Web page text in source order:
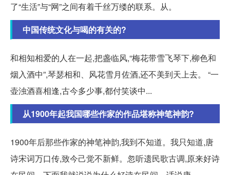
了“生活”与“网”之间有着千丝万缕的联系。从。
中国传统文化与喝的有关的?
和相知相爱的人在一起,把盏临风,“梅花带雪飞琴下,柳色和
烟入酒中”,琴瑟相和、风花雪月佐酒,还不美到天上去。 “一
壶浊酒喜相逢,古今多少事,都付笑谈中...
从1900年起我国哪些作家的作品堪称神笔神韵?
1900年后那些作家的神笔神韵,我到不知道。我只知道,唐
诗宋词万口传,致今己觉不新鲜。忽听遗民歌古调,原来好诗